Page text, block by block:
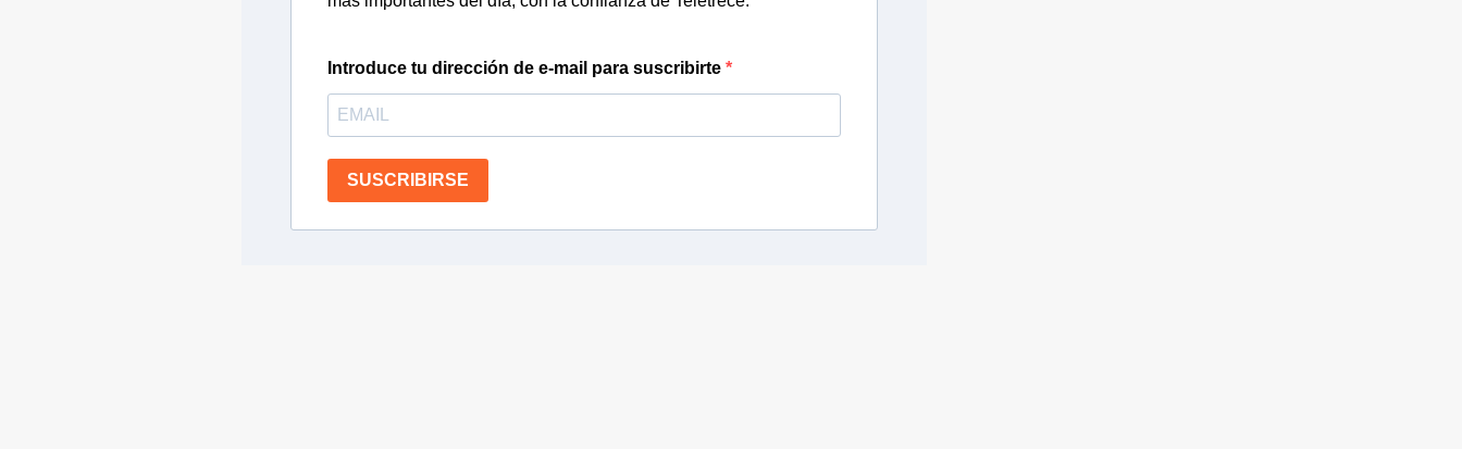
Introduce tu dirección de e-mail para suscribirte
SUSCRIBIRSE